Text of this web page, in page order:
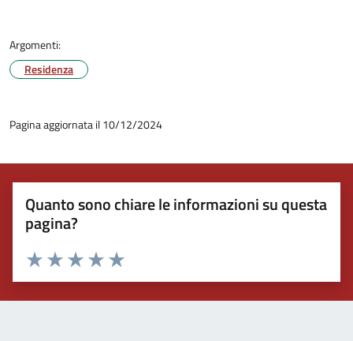
Argomenti:
Residenza
Pagina aggiornata il 10/12/2024
Quanto sono chiare le informazioni su questa
pagina?
Valuta 5 stelle su 5
Valuta 4 stelle su 5
Valuta 3 stelle su 5
Valuta 2 stelle su 5
Valuta 1 stelle su 5